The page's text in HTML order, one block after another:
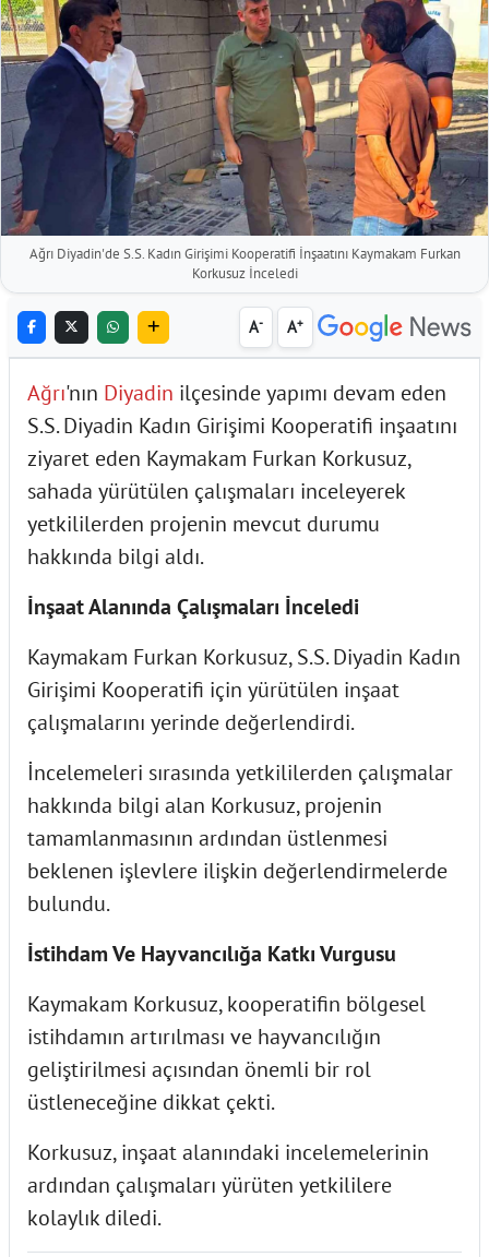
Ağrı Diyadin'de S.S. Kadın Girişimi Kooperatifi İnşaatını Kaymakam Furkan
Korkusuz İnceledi
A- A+
Ağrı'nın Diyadin ilçesinde yapımı devam eden
S.S. Diyadin Kadın Girişimi Kooperatifi inşaatını
ziyaret eden Kaymakam Furkan Korkusuz,
sahada yürütülen çalışmaları inceleyerek
yetkililerden projenin mevcut durumu
hakkında bilgi aldı.
İnşaat Alanında Çalışmaları İnceledi
Kaymakam Furkan Korkusuz, S.S. Diyadin Kadın
Girişimi Kooperatifi için yürütülen inşaat
çalışmalarını yerinde değerlendirdi.
İncelemeleri sırasında yetkililerden çalışmalar
hakkında bilgi alan Korkusuz, projenin
tamamlanmasının ardından üstlenmesi
beklenen işlevlere ilişkin değerlendirmelerde
bulundu.
İstihdam Ve Hayvancılığa Katkı Vurgusu
Kaymakam Korkusuz, kooperatifin bölgesel
istihdamın artırılması ve hayvancılığın
geliştirilmesi açısından önemli bir rol
üstleneceğine dikkat çekti.
Korkusuz, inşaat alanındaki incelemelerinin
ardından çalışmaları yürüten yetkililere
kolaylık diledi.